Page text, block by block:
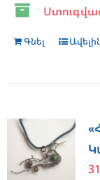
Գնել